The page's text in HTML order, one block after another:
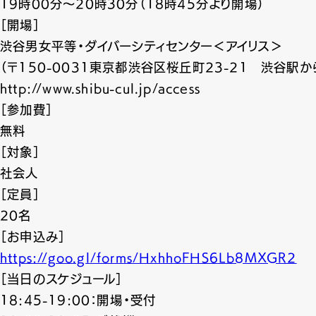
19時00分〜20時30分（18時45分より開場）
［開場］
渋谷男女平等・ダイバーシティセンター＜アイリス＞
（〒150-0031東京都渋谷区桜丘町23-21 渋谷駅か
http://www.shibu-cul.jp/access
［参加費］
無料
［対象］
社会人
［定員］
20名
［お申込み］
https://goo.gl/forms/HxhhoFHS6Lb8MXGR2
［当日のスケジュール］
18:45-19:00：開場・受付